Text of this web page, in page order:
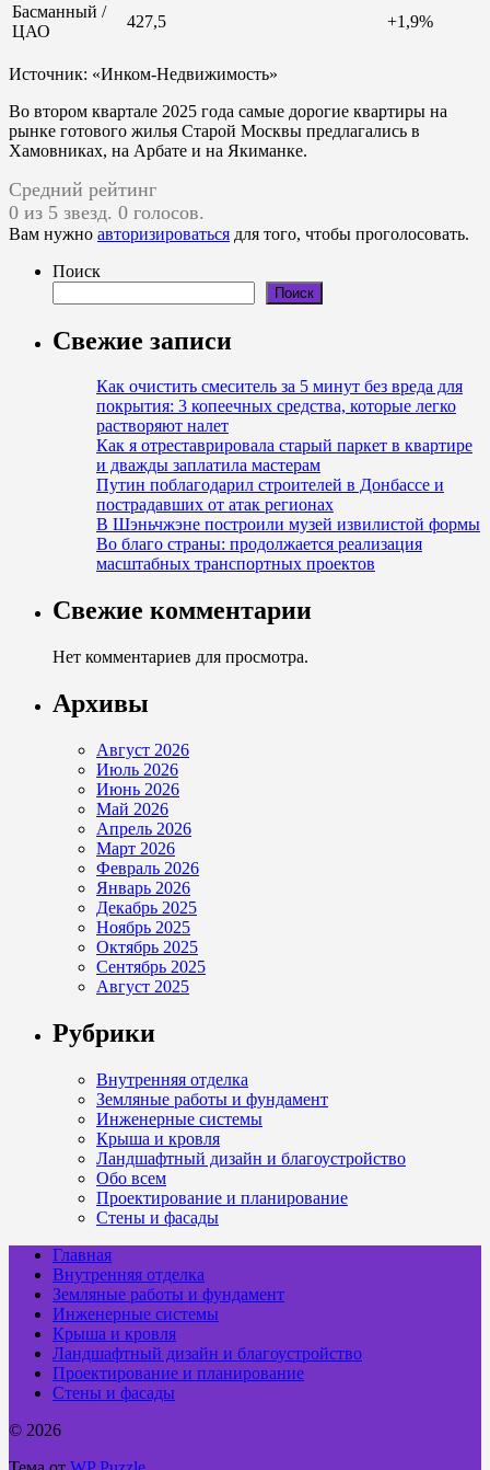
Басманный /
ЦАО
427,5 +1,9%
Источник: «Инком-Недвижимость»
Во втором квартале 2025 года самые дорогие квартиры на
рынке готового жилья Старой Москвы предлагались в
Хамовниках, на Арбате и на Якиманке.
Средний рейтинг
0 из 5 звезд. 0 голосов.
Вам нужно авторизироваться для того, чтобы проголосовать.
Поиск
Поиск
Свежие записи
Как очистить смеситель за 5 минут без вреда для
покрытия: 3 копеечных средства, которые легко
растворяют налет
Как я отреставриро­вала старый паркет в квартире
и дважды заплатила мастерам
Путин поблагодарил строителей в Донбассе и
пострадавших от атак регионах
В Шэньчжэне построили музей извилистой формы
Во благо страны: продолжается реализация
масштабных транспортных проектов
Свежие комментарии
Нет комментариев для просмотра.
Архивы
Август 2026
Июль 2026
Июнь 2026
Май 2026
Апрель 2026
Март 2026
Февраль 2026
Январь 2026
Декабрь 2025
Ноябрь 2025
Октябрь 2025
Сентябрь 2025
Август 2025
Рубрики
Внутренняя отделка
Земляные работы и фундамент
Инженерные системы
Крыша и кровля
Ландшафтный дизайн и благоустройство
Обо всем
Проектирование и планирование
Стены и фасады
Главная
Внутренняя отделка
Земляные работы и фундамент
Инженерные системы
Крыша и кровля
Ландшафтный дизайн и благоустройство
Проектирование и планирование
Стены и фасады
© 2026